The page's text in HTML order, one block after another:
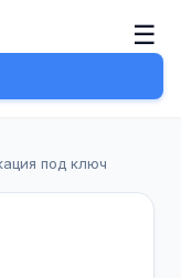
☰
под ключ